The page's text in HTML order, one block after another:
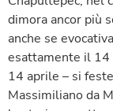
dimora ancor più
anche se
esattamente il 14
14 aprile – si
Massimiliano da